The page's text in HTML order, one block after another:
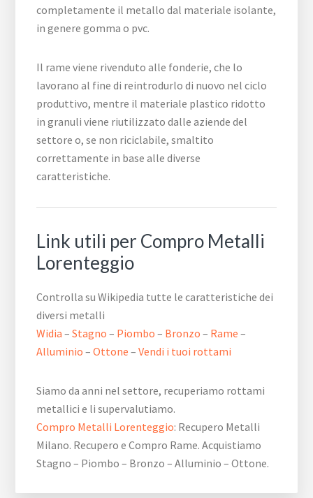
completamente il metallo dal materiale isolante,
in genere gomma o pvc.
Il rame viene rivenduto alle fonderie, che lo
lavorano al fine di reintrodurlo di nuovo nel ciclo
produttivo, mentre il materiale plastico ridotto
in granuli viene riutilizzato dalle aziende del
settore o, se non riciclabile, smaltito
correttamente in base alle diverse
caratteristiche.
Link utili per Compro Metalli
Lorenteggio
Controlla su Wikipedia tutte le caratteristiche dei
diversi metalli
Widia –Stagno – Piombo – Bronzo – Rame –
Alluminio –Ottone –Vendi i tuoi rottami
Siamo da anni nel settore, recuperiamo rottami
metallici e li supervalutiamo.
Compro Metalli Lorenteggio: Recupero Metalli
Milano. Recupero e Compro Rame. Acquistiamo
Stagno – Piombo – Bronzo – Alluminio – Ottone.